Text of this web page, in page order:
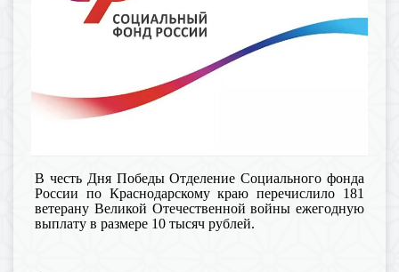
В честь Дня Победы Отделение Социального фонда
России по Краснодарскому краю перечислило 181
ветерану Великой Отечественной войны ежегодную
выплату в размере 10 тысяч рублей.